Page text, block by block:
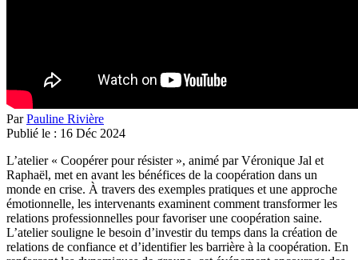
ParPauline Rivière
Publié le : 16 Déc 2024
L’atelier « Coopérer pour résister », animé par Véronique Jal et
Raphaël, met en avant les bénéfices de la coopération dans un
monde en crise. À travers des exemples pratiques et une approche
émotionnelle, les intervenants examinent comment transformer les
relations professionnelles pour favoriser une coopération saine.
L’atelier souligne le besoin d’investir du temps dans la création de
relations de confiance et d’identifier les barrière à la coopération. En